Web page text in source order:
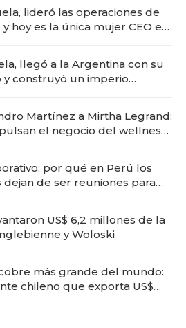
lideró las operaciones de
y hoy es la única mujer CEO en
llegó a la Argentina con su
construyó un imperio
Martínez a Mirtha Legrand:
el negocio del wellness
por qué en Perú los
dejan de ser reuniones para
US$ 6,2 millones de la
y Woloski
más grande del mundo:
chileno que exporta US$